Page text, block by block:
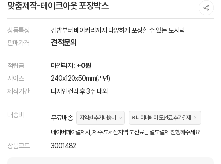
맞춤제작-테이크아웃 포장박스
상품특징
김밥부터 베이커리까지 다양하게 포장할 수 있는 도시락
판매가격
견적문의
적립금 마일리지 : +0원
사이즈
240x120x50mm(밑면)
제작기간
디자인컨펌 후 3주 내외
배송비 무료배송 지역별 추가배송비 ※ 네이버페이 도선료 추가결제
네이버페이결제시, 제주.도서산지역 도선료는 별도결제 진행해주세요
상품코드 3001482